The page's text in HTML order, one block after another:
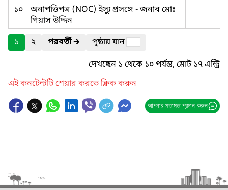
১০
অনাপত্তিপত্র (NOC) ইস্যু প্রসঙ্গে - জনাব মোঃ
গিয়াস উদ্দিন
১
২ পরবর্তী🡲
পৃষ্ঠায় যান
দেখছেন ১ থেকে ১০ পর্যন্ত, মোট ১৭ এন্ট্রি
এই কনটেন্টটি শেয়ার করতে ক্লিক করুন
আপনার মতামত প্রদান করুন